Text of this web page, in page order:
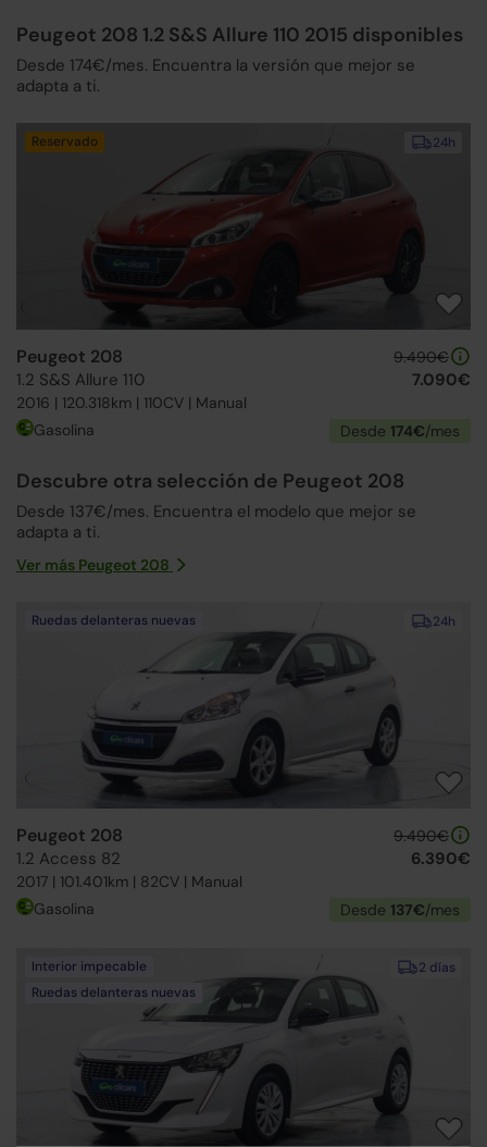
Peugeot 208 1.2 S&S Allure 110 2015 disponibles
Desde 174€/mes. Encuentra la versión que mejor se
adapta a ti.
24h
Reservado
Peugeot 208
1.2 S&S Allure 110
2016 | 120.318km | 110CV | Manual
9.490€
7.090€
Gasolina Desde 174€/mes
Descubre otra selección de Peugeot 208
Desde 137€/mes. Encuentra el modelo que mejor se
adapta a ti.
Ver más Peugeot 208
24h
Ruedas delanteras nuevas
Peugeot 208
1.2 Access 82
2017 | 101.401km | 82CV | Manual
9.490€
6.390€
Gasolina Desde 137€/mes
2 días
Interior impecable
Ruedas delanteras nuevas